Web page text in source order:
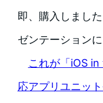
即、購入しまし
ゼンテーションに
これが「iOS
応アプリユニット